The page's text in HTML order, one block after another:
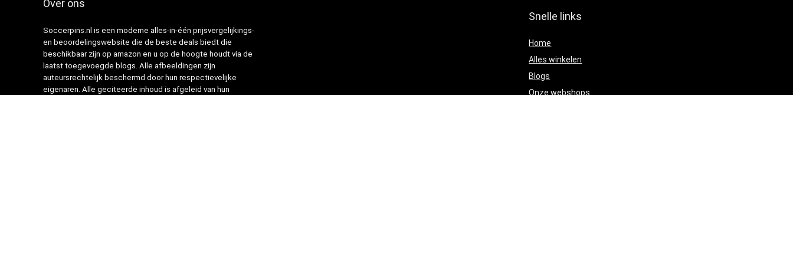
Over ons
Soccerpins.nl is een moderne alles-in-één prijsvergelijkings-
en beoordelingswebsite die de beste deals biedt die
beschikbaar zijn op amazon en u op de hoogte houdt via de
laatst toegevoegde blogs. Alle afbeeldingen zijn
auteursrechtelijk beschermd door hun respectievelijke
eigenaren. Alle geciteerde inhoud is afgeleid van hun
Snelle links
Home
Alles winkelen
Blogs
Onze webshops